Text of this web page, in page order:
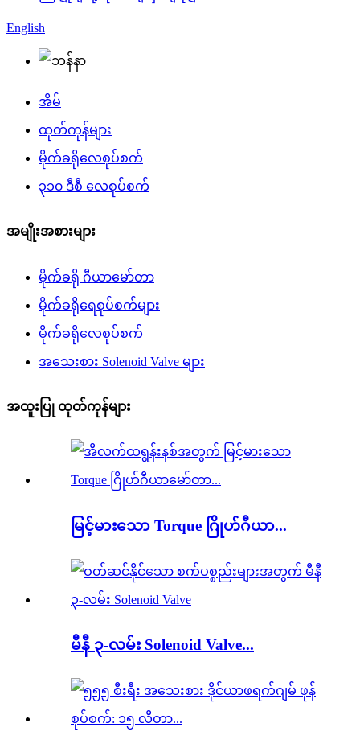
English
အိမ်
ထုတ်ကုန်များ
မိုက်ခရိုလေစုပ်စက်
၃၁၀ ဒီစီ လေစုပ်စက်
အမျိုးအစားများ
မိုက်ခရို ဂီယာမော်တာ
မိုက်ခရိုရေစုပ်စက်များ
မိုက်ခရိုလေစုပ်စက်
အသေးစား Solenoid Valve များ
အထူးပြု ထုတ်ကုန်များ
မြင့်မားသော Torque ဂြိုဟ်ဂီယာ...
မီနီ ၃-လမ်း Solenoid Valve...